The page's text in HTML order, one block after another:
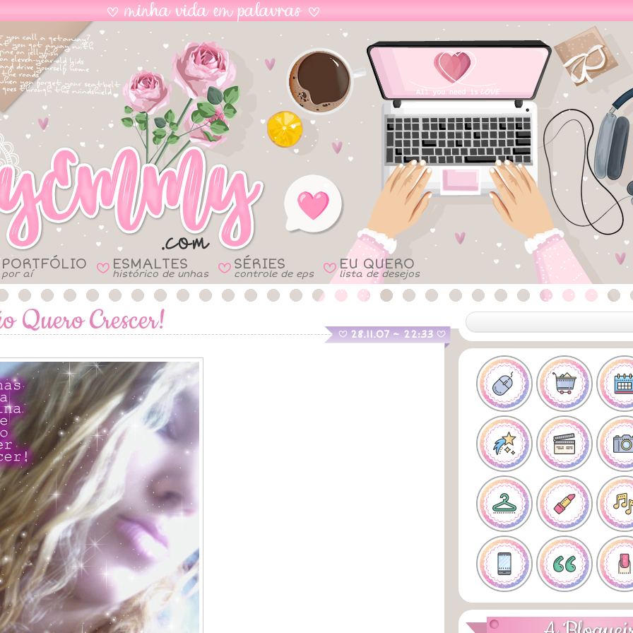
PORTFÓLIO
por aí B ESMALTES
histórico de unhas B SÉRIES
controle de eps B EU QUERO
lista de desejos
Quero Crescer! B 28.11.07 ~ 22:33 B